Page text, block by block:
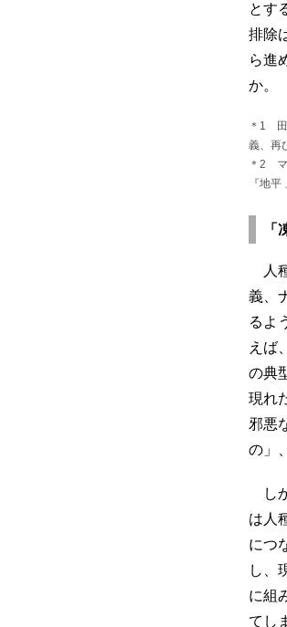
とす
排除
ら進
か。
＊1 田
義、再
＊2 マ
『地
人
義、
るよ
えば
の典
現れ
邪悪
の」
し
は人
につ
し、
に組
てし